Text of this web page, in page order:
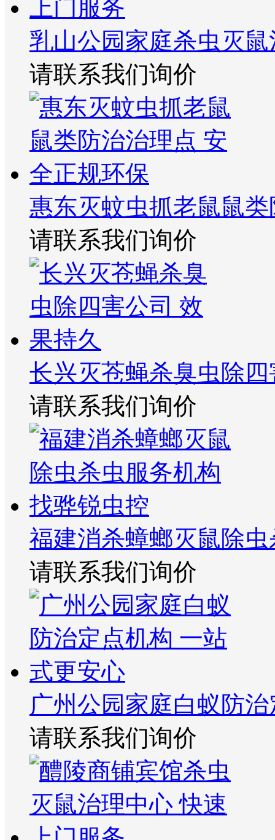
乳山公园家庭杀虫灭
请联系我们询价
惠东灭蚊虫抓老鼠鼠
请联系我们询价
长兴灭苍蝇杀臭虫除
请联系我们询价
福建消杀蟑螂灭鼠除
请联系我们询价
广州公园家庭白蚁防
请联系我们询价